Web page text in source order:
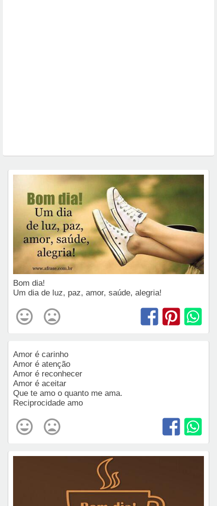
Bom dia!
Um dia de luz, paz, amor, saúde, alegria!
Amor é carinho
Amor é atenção
Amor é reconhecer
Amor é aceitar
Que te amo o quanto me ama.
Reciprocidade amo